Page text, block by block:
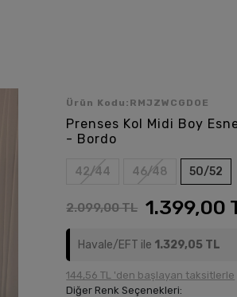
Ürün Kodu: RMJZWCGDOE
Prenses Kol Midi Boy
- Bordo
42/44 46/48 50/52
2.099,00 TL 1.399,00
Havale/EFT ile 1.329,05 TL
144,56 TL 'den başlayan taksitlerle
Diğer Renk Seçenekleri: